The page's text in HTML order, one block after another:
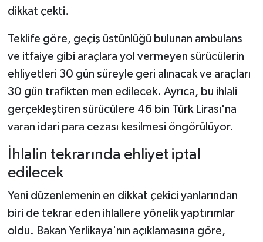
dikkat çekti.
Teklife göre, geçiş üstünlüğü bulunan ambulans
ve itfaiye gibi araçlara yol vermeyen sürücülerin
ehliyetleri 30 gün süreyle geri alınacak ve araçları
30 gün trafikten men edilecek. Ayrıca, bu ihlali
gerçekleştiren sürücülere 46 bin Türk Lirası'na
varan idari para cezası kesilmesi öngörülüyor.
İhlalin tekrarında ehliyet iptal
edilecek
Yeni düzenlemenin en dikkat çekici yanlarından
biri de tekrar eden ihlallere yönelik yaptırımlar
oldu. Bakan Yerlikaya'nın açıklamasına göre,